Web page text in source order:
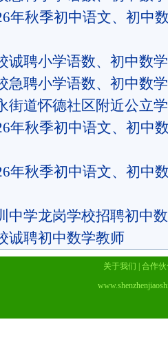
年秋季初中语文、初中
诚聘小学语数、初中数
急聘小学语数、初中数
街道怀德社区附近公立
年秋季初中语文、初中
年秋季初中语文、初中
中学龙岗学校招聘初中
诚聘初中数学教师
关于我们
合作